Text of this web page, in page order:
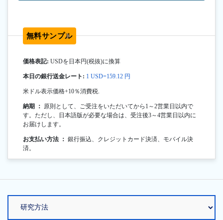
無料サンプル
価格表記: USDを日本円(税抜)に換算
本日の銀行送金レート: 1 USD=159.12 円
米ドル表示価格+10％消費税.
納期 ： 原則として、ご受注をいただいてから1～2営業日以内で
す。ただし、日本語版が必要な場合は、受注後3～4営業日以内に
お届けします。
お支払い方法 ： 銀行振込、クレジットカード決済、モバイル決
済。